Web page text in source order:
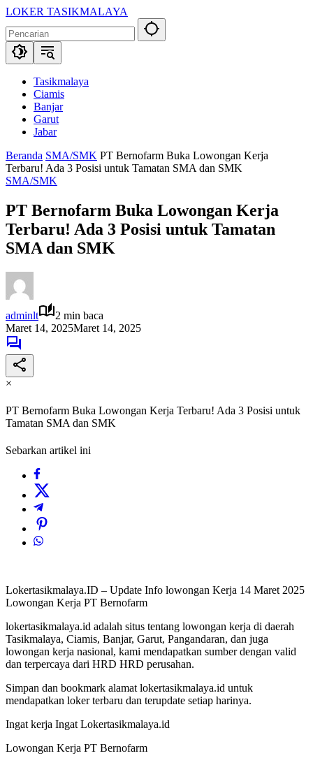
Langsung
konten
LOKER TASIKMALAYA
Lowongan
Kerja
Tasikmalaya
SekitarnaTasikmalaya
Ciamis
Banjar
Garut
Jabar
Beranda SMA/SMK PT Bernofarm Buka Lowongan Kerja
Terbaru! Ada 3 Posisi untuk Tamatan SMA dan SMK
SMA/SMK
PT Bernofarm Buka Lowongan Kerja
Terbaru! Ada 3 Posisi untuk Tamatan
SMA dan SMK
adminlt
2 min baca
Maret 14, 2025Maret 14, 2025
×
PT Bernofarm Buka Lowongan Kerja Terbaru! Ada 3 Posisi untuk
Tamatan SMA dan SMK
Sebarkan artikel ini
Lokertasikmalaya.ID – Update Info lowongan Kerja 14 Maret 2025
Lowongan Kerja PT Bernofarm
lokertasikmalaya.id adalah situs tentang lowongan kerja di daerah
Tasikmalaya, Ciamis, Banjar, Garut, Pangandaran, dan juga
lowongan kerja nasional, kami mendapatkan sumber dengan valid
dan terpercaya dari HRD HRD perusahan.
Simpan dan bookmark alamat lokertasikmalaya.id untuk
mendapatkan loker terbaru dan terupdate setiap harinya.
Ingat kerja Ingat Lokertasikmalaya.id
Lowongan Kerja PT Bernofarm